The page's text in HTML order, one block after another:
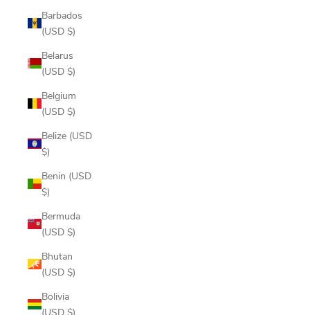
Barbados
(USD $)
Belarus
(USD $)
Belgium
(USD $)
Belize (USD
$)
Benin (USD
$)
Bermuda
(USD $)
Bhutan
(USD $)
Bolivia
(USD $)